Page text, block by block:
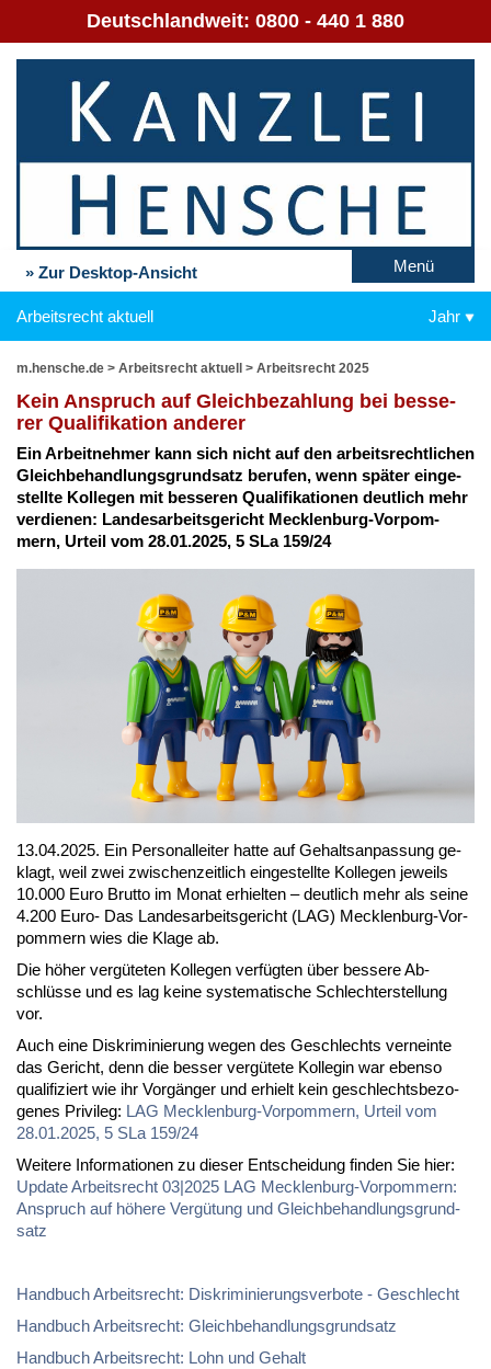
Deutschlandweit: 0800 - 440 1 880
» Zur Desktop-Ansicht Menü
Arbeitsrecht aktuell Jahr
m.hensche.de > Arbeitsrecht aktuell > Arbeitsrecht 2025
Kein An­spruch auf Gleich­be­zah­lung bei bes­se­
rer Qua­li­fi­ka­ti­on an­de­rer
Ein Ar­beit­neh­mer kann sich nicht auf den ar­beits­recht­li­chen
Gleich­be­hand­lungs­grund­satz be­ru­fen, wenn spä­ter ein­ge­
stell­te Kol­le­gen mit bes­se­ren Qua­li­fi­ka­tio­nen deut­lich mehr
ver­die­nen: Lan­des­ar­beits­ge­richt Meck­len­burg-Vor­pom­
mern, Ur­teil vom 28.01.2025, 5 SLa 159/24
13.04.2025. Ein Per­so­nal­lei­ter hat­te auf Ge­halts­an­pas­sung ge­
klagt, weil zwei zwi­schen­zeit­lich ein­ge­stell­te Kol­le­gen je­weils
10.000 Eu­ro Brut­to im Mo­nat er­hiel­ten – deut­lich mehr als sei­ne
4.200 Eu­ro- Das Lan­des­ar­beits­ge­richt (LAG) Meck­len­burg-Vor­
pom­mern wies die Kla­ge ab.
Die hö­her ver­gü­te­ten Kol­le­gen ver­füg­ten über bes­se­re Ab­
schlüs­se und es lag kei­ne sys­te­ma­ti­sche Schlech­ter­stel­lung
vor.
Auch ei­ne Dis­kri­mi­nie­rung we­gen des Ge­schlechts ver­nein­te
das Ge­richt, denn die bes­ser ver­gü­te­te Kol­le­gin war eben­so
qua­li­fi­ziert wie ihr Vor­gän­ger und er­hielt kein ge­schlechts­be­zo­
ge­nes Pri­vi­leg: LAG Meck­len­burg-Vor­pom­mern, Ur­teil vom
28.01.2025, 5 SLa 159/24
Wei­te­re In­for­ma­tio­nen zu die­ser Ent­schei­dung fin­den Sie hier:
Up­date Ar­beits­recht 03|2025 LAG Meck­len­burg-Vor­pom­mern:
An­spruch auf hö­he­re Ver­gü­tung und Gleich­be­hand­lungs­grund­
satz
Hand­buch Ar­beits­recht: Dis­kri­mi­nie­rungs­ver­bo­te - Ge­schlecht
Hand­buch Ar­beits­recht: Gleich­be­hand­lungs­grund­satz
Hand­buch Ar­beits­recht: Lohn und Ge­halt